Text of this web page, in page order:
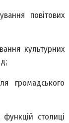
повітових
культурних
громадського
столиці